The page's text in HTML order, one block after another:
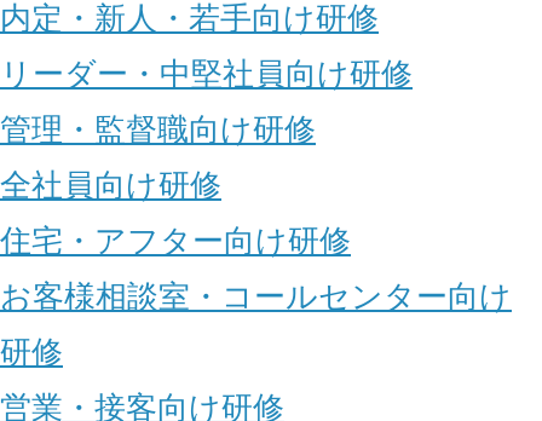
内定・新人・若手向け研修
リーダー・中堅社員向け研修
管理・監督職向け研修
全社員向け研修
住宅・アフター向け研修
お客様相談室・コールセンター向け
研修
営業・接客向け研修